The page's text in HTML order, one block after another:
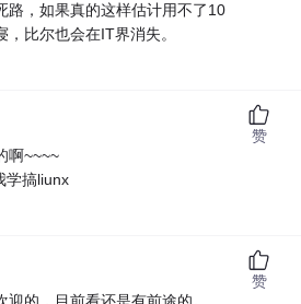
路，如果真的这样估计用不了10
比尔也会在IT界消失。
啊~~~~
学搞liunx
赞
赞